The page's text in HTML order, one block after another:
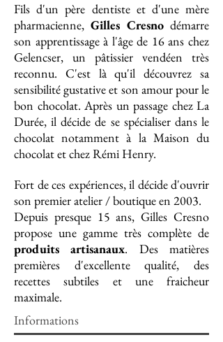
Fils d'un père dentiste et d'une mère
pharmacienne,Gilles Cresnodémarre
son apprentissage à l'âge de 16 ans chez
Gelencser, un pâtissier vendéen très
reconnu. C'est là qu'il découvrez sa
sensibilité gustative et son amour pour le
bon chocolat. Après un passage chez La
Durée, il décide de se spécialiser dans le
chocolat notamment à la Maison du
chocolat et chez Rémi Henry.
Fort de ces expériences, il décide d'ouvrir
son premier atelier / boutique en 2003.
Depuis presque 15 ans, Gilles Cresno
propose une gamme très complète de
produits artisanaux. Des matières
premières d'excellente qualité, des
recettes subtiles et une fraicheur
maximale.
Informations